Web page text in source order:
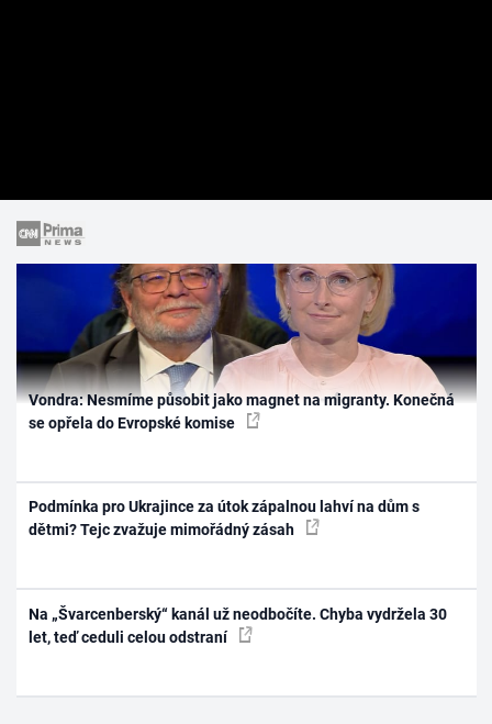
Vondra: Nesmíme působit jako magnet na migranty. Konečná
se opřela do Evropské komise
Podmínka pro Ukrajince za útok zápalnou lahví na dům s
dětmi? Tejc zvažuje mimořádný zásah
Na „Švarcenberský“ kanál už neodbočíte. Chyba vydržela 30
let, teď ceduli celou odstraní